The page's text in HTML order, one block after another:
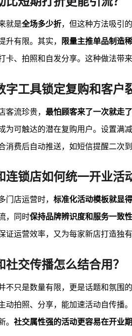
就是全场多少折，但这种方法吸引
升有限。其实， 限量主推单品制造
卡、拍照和自发分享。这种做法带
字工具锁定复购和客户
客流珍贵， 最怕顾客来了一次就走了
为可触达的潜在复购用户。设置满减
消费后自动推送，如短信提醒二次
连锁店如何统一开业活
门店运营时， 标准化活动模板就显
，同时保持品牌辨识度和服务一致性
证运营效率，又为每家新店打造独有
社交传播怎么结合用？
不只是数量有限，更是话题和氛围
动拍照、分享，能加速活动自传播。
。 社交属性强的活动更容易在开业